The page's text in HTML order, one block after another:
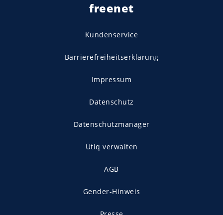
freenet
Kundenservice
Barrierefreiheitserklärung
Impressum
Datenschutz
Datenschutzmanager
Utiq verwalten
AGB
Gender-Hinweis